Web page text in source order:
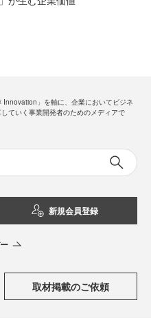
Innovation」を軸に、企業においてビジネ
ていく事業開発者のためのメディアで
新規会員登録
取材掲載のご依頼